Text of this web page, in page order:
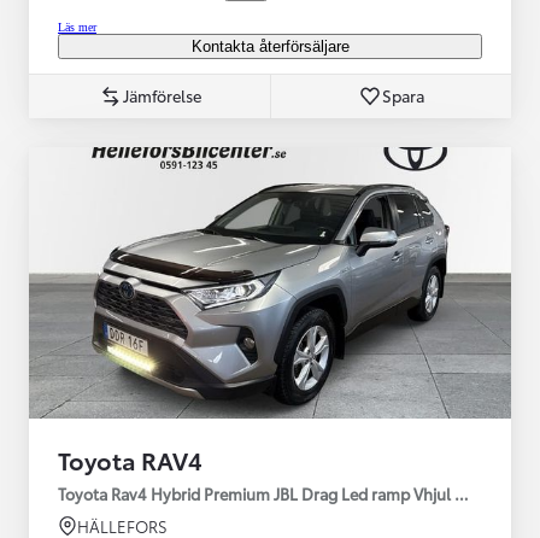
Läs mer
Kontakta återförsäljare
Jämförelse Spara
Toyota RAV4
Toyota Rav4 Hybrid Premium JBL Drag Led ramp Vhjul motorv
HÄLLEFORS